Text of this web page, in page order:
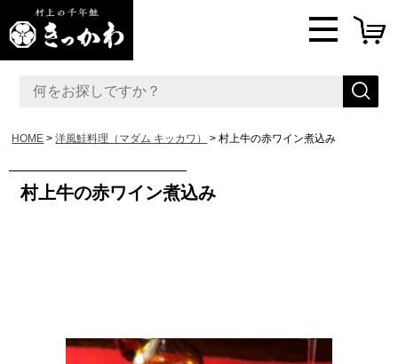
HOME 洋風鮭料理（マダム キッカワ） 村上牛の赤ワイン煮込み
村上牛の赤ワイン煮込み